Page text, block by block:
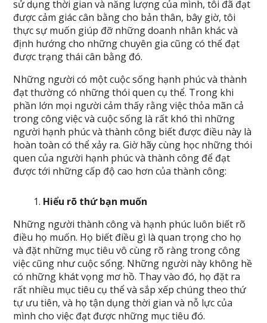
sử dụng thời gian và năng lượng của mình, tôi đã đạt
được cảm giác cân bằng cho bản thân, bây giờ, tôi
thực sự muốn giúp đỡ những doanh nhân khác và
định hướng cho những chuyên gia cũng có thể đạt
được trạng thái cân bằng đó.
Những người có một cuộc sống hạnh phúc và thành
đạt thường có những thói quen cụ thể. Trong khi
phần lớn mọi người cảm thấy rằng việc thỏa mãn cả
trong công việc và cuộc sống là rất khó thì những
người hạnh phúc và thành công biết được điều này là
hoàn toàn có thể xảy ra. Giờ hãy cùng học những thói
quen của người hạnh phúc và thành công để đạt
được tới những cấp độ cao hơn của thành công:
Hiểu rõ thứ bạn muốn
Những người thành công và hạnh phúc luôn biết rõ
điều họ muốn. Họ biết điều gì là quan trọng cho họ
và đặt những mục tiêu vô cùng rõ ràng trong công
việc cũng như cuộc sống. Những người này không hề
có những khát vọng mơ hồ. Thay vào đó, họ đặt ra
rất nhiều mục tiêu cụ thể và sắp xếp chúng theo thứ
tự ưu tiên, và họ tận dụng thời gian và nỗ lực của
mình cho việc đạt được những mục tiêu đó.